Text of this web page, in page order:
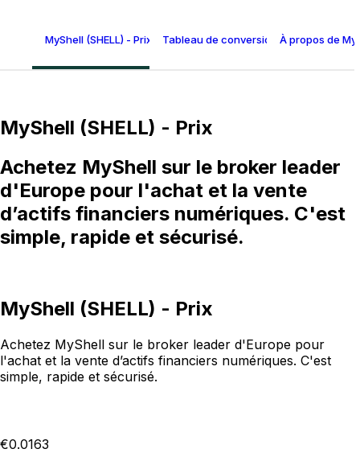
MyShell (SHELL) - Prix Tableau de conversion MyShell
À propos de
MyShell (SHELL) - Prix
Achetez MyShell sur le broker leader
d'Europe pour l'achat et la vente
d’actifs financiers numériques. C'est
simple, rapide et sécurisé.
MyShell (SHELL) - Prix
Achetez MyShell sur le broker leader d'Europe pour
l'achat et la vente d’actifs financiers numériques. C'est
simple, rapide et sécurisé.
€0.0163